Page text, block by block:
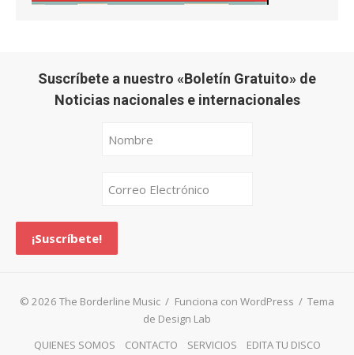
Suscríbete a nuestro «Boletín Gratuito» de
Noticias nacionales e internacionales
© 2026 The Borderline Music / Funciona con WordPress / Tema
de Design Lab
QUIENES SOMOS
CONTACTO SERVICIOS EDITA TU DISCO